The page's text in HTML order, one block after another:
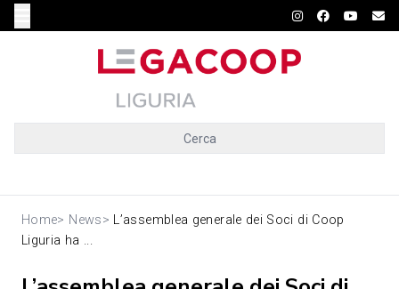
Cerca
Home> News> L’assemblea generale dei Soci di Coop
Liguria ha ...